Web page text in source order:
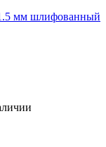
мм шлифованный